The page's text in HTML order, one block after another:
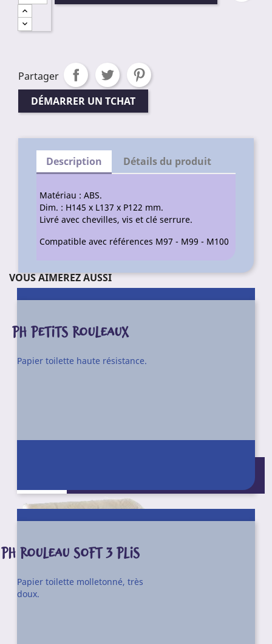
Partager
DÉMARRER UN TCHAT
Description Détails du produit
Matériau : ABS.
Dim. : H145 x L137 x P122 mm.
Livré avec chevilles, vis et clé serrure.
Compatible avec références M97 - M99 - M100
VOUS AIMEREZ AUSSI
PH PETITS ROULEAUX
Papier toilette haute résistance.
PH ROULEAU SOFT 3 PLIS
Papier toilette molletonné, très
doux.